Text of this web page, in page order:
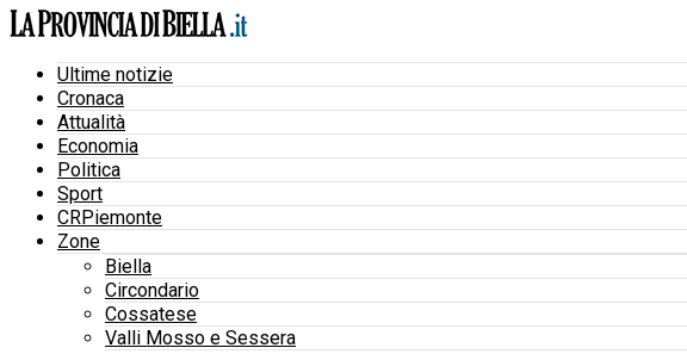
Ultime notizie
Cronaca
Attualità
Economia
Politica
Sport
CRPiemonte
Zone
Biella
Circondario
Cossatese
Valli Mosso e Sessera